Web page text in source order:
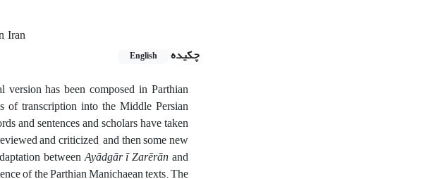
Iran
چکیده
English
has been composed in Parthian
of transcription into the Middle Persian
and sentences and scholars have taken
and criticized, and then some new
betweenAyādgār ī Zarērānand
of the Parthian Manichaean texts. The